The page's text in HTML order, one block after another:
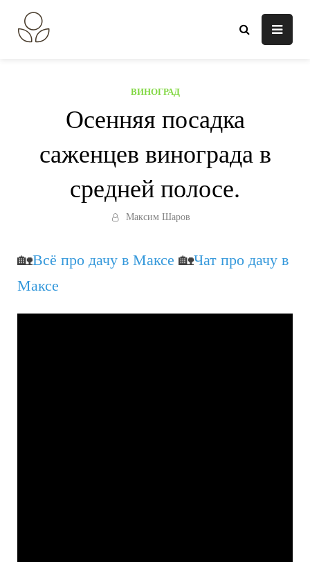
содержанию
ВИНОГРАД
Осенняя посадка
саженцев винограда в
средней полосе.
Максим Шаров
🏡Всё про дачу в Максе 🏡Чат про дачу в
Максе